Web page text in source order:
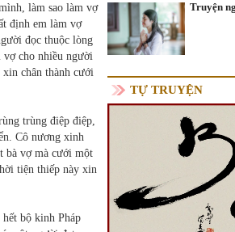
làm sao làm vợ
định em làm vợ
đọc thuộc lòng
vợ cho nhiều người
chân thành cưới
trùng điệp điệp,
Cô nương xinh
bà vợ mà cưới một
tiện thiếp này xin
bộ kinh Pháp
Truyện
TỰ TRUYỆN